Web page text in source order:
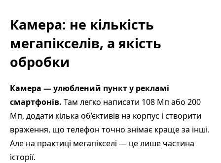
Камера: не кількість
мегапікселів, а якість
обробки
Камера — улюблений пункт у рекламі
смартфонів. Там легко написати 108 Мп або 200
Мп, додати кілька об’єктивів на корпус і створити
враження, що телефон точно знімає краще за інші.
Але на практиці мегапікселі — це лише частина
історії.